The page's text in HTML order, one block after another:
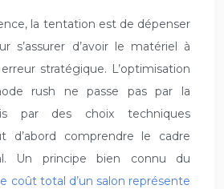
la tentation est de dépenser
s’assurer d’avoir le matériel à
stratégique. L’optimisation
rush ne passe pas par la
par des choix techniques
d’abord comprendre le cadre
Un principe bien connu du
coût total d’un salon représente